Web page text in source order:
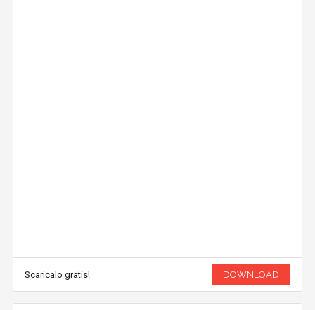
Scaricalo gratis! DOWNLOAD